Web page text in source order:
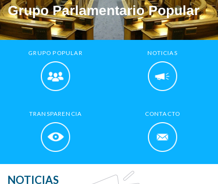
Grupo Parlamentario Popular
GRUPO POPULAR NOTICIAS
TRANSPARENCIA CONTACTO
NOTICIAS